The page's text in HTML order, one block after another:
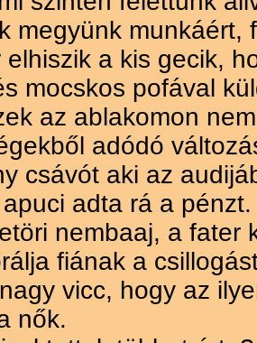
megyünk munkáért,
elhiszik a kis gecik,
mocskos pofával
az ablakomon
adódó
csávót aki az
adta rá a pénzt.
nembaaj, a fater
fiának a
vicc, hogy az
nők.